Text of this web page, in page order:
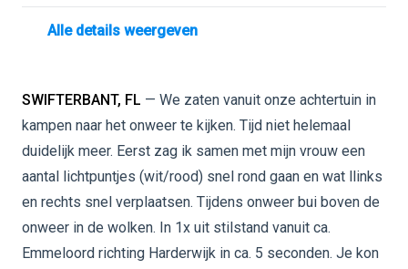
Alle details weergeven
SWIFTERBANT, FL — We zaten vanuit onze achtertuin in
kampen naar het onweer te kijken. Tijd niet helemaal
duidelijk meer. Eerst zag ik samen met mijn vrouw een
aantal lichtpuntjes (wit/rood) snel rond gaan en wat llinks
en rechts snel verplaatsen. Tijdens onweer bui boven de
onweer in de wolken. In 1x uit stilstand vanuit ca.
Emmeloord richting Harderwijk in ca. 5 seconden. Je kon